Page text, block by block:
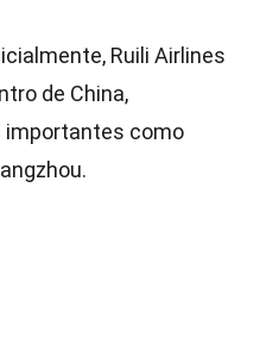
Ruili Airlines
de China,
importantes como